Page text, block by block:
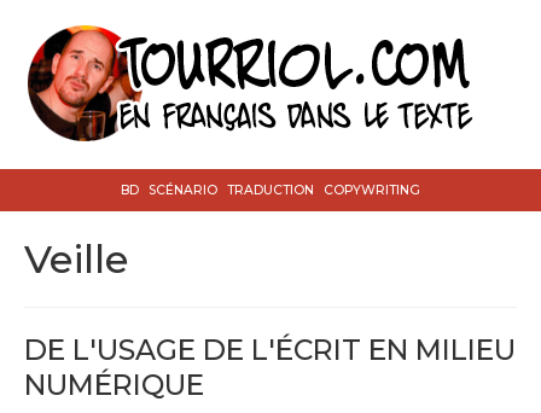
BD SCÉNARIO TRADUCTION COPYWRITING
veille
DE L'USAGE DE L'ÉCRIT EN MILIEU
NUMÉRIQUE